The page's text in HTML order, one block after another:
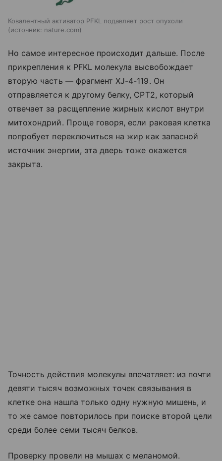
Ковалентный активатор PFKL подавляет рост опухоли
источник: nature.com
Но самое интересное происходит дальше. После
прикрепления к PFKL молекула высвобождает
вторую часть — фрагмент XJ-4-119. Он
отправляется к другому белку, CPT2, который
отвечает за расщепление жирных кислот внутри
митохондрий. Проще говоря, если раковая клетка
попробует переключиться на жир как запасной
источник энергии, эта дверь тоже окажется
закрыта.
Точность действия молекулы впечатляет: из почти
девяти тысяч возможных точек связывания в
клетке она нашла только одну нужную мишень, и
то же самое повторилось при поиске второй цели
среди более семи тысяч белков.
Проверку провели на мышах с меланомой.